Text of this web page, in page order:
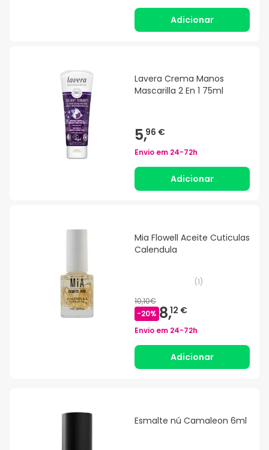
Adicionar
Lavera Crema Manos
Mascarilla 2 En 1 75ml
5,96 €
Envio em 24-72h
Adicionar
Mia Flowell Aceite Cuticulas
Calendula
(1)
10,10€
-20% 8,12 €
Envio em 24-72h
Adicionar
Esmalte nú Camaleon 6ml